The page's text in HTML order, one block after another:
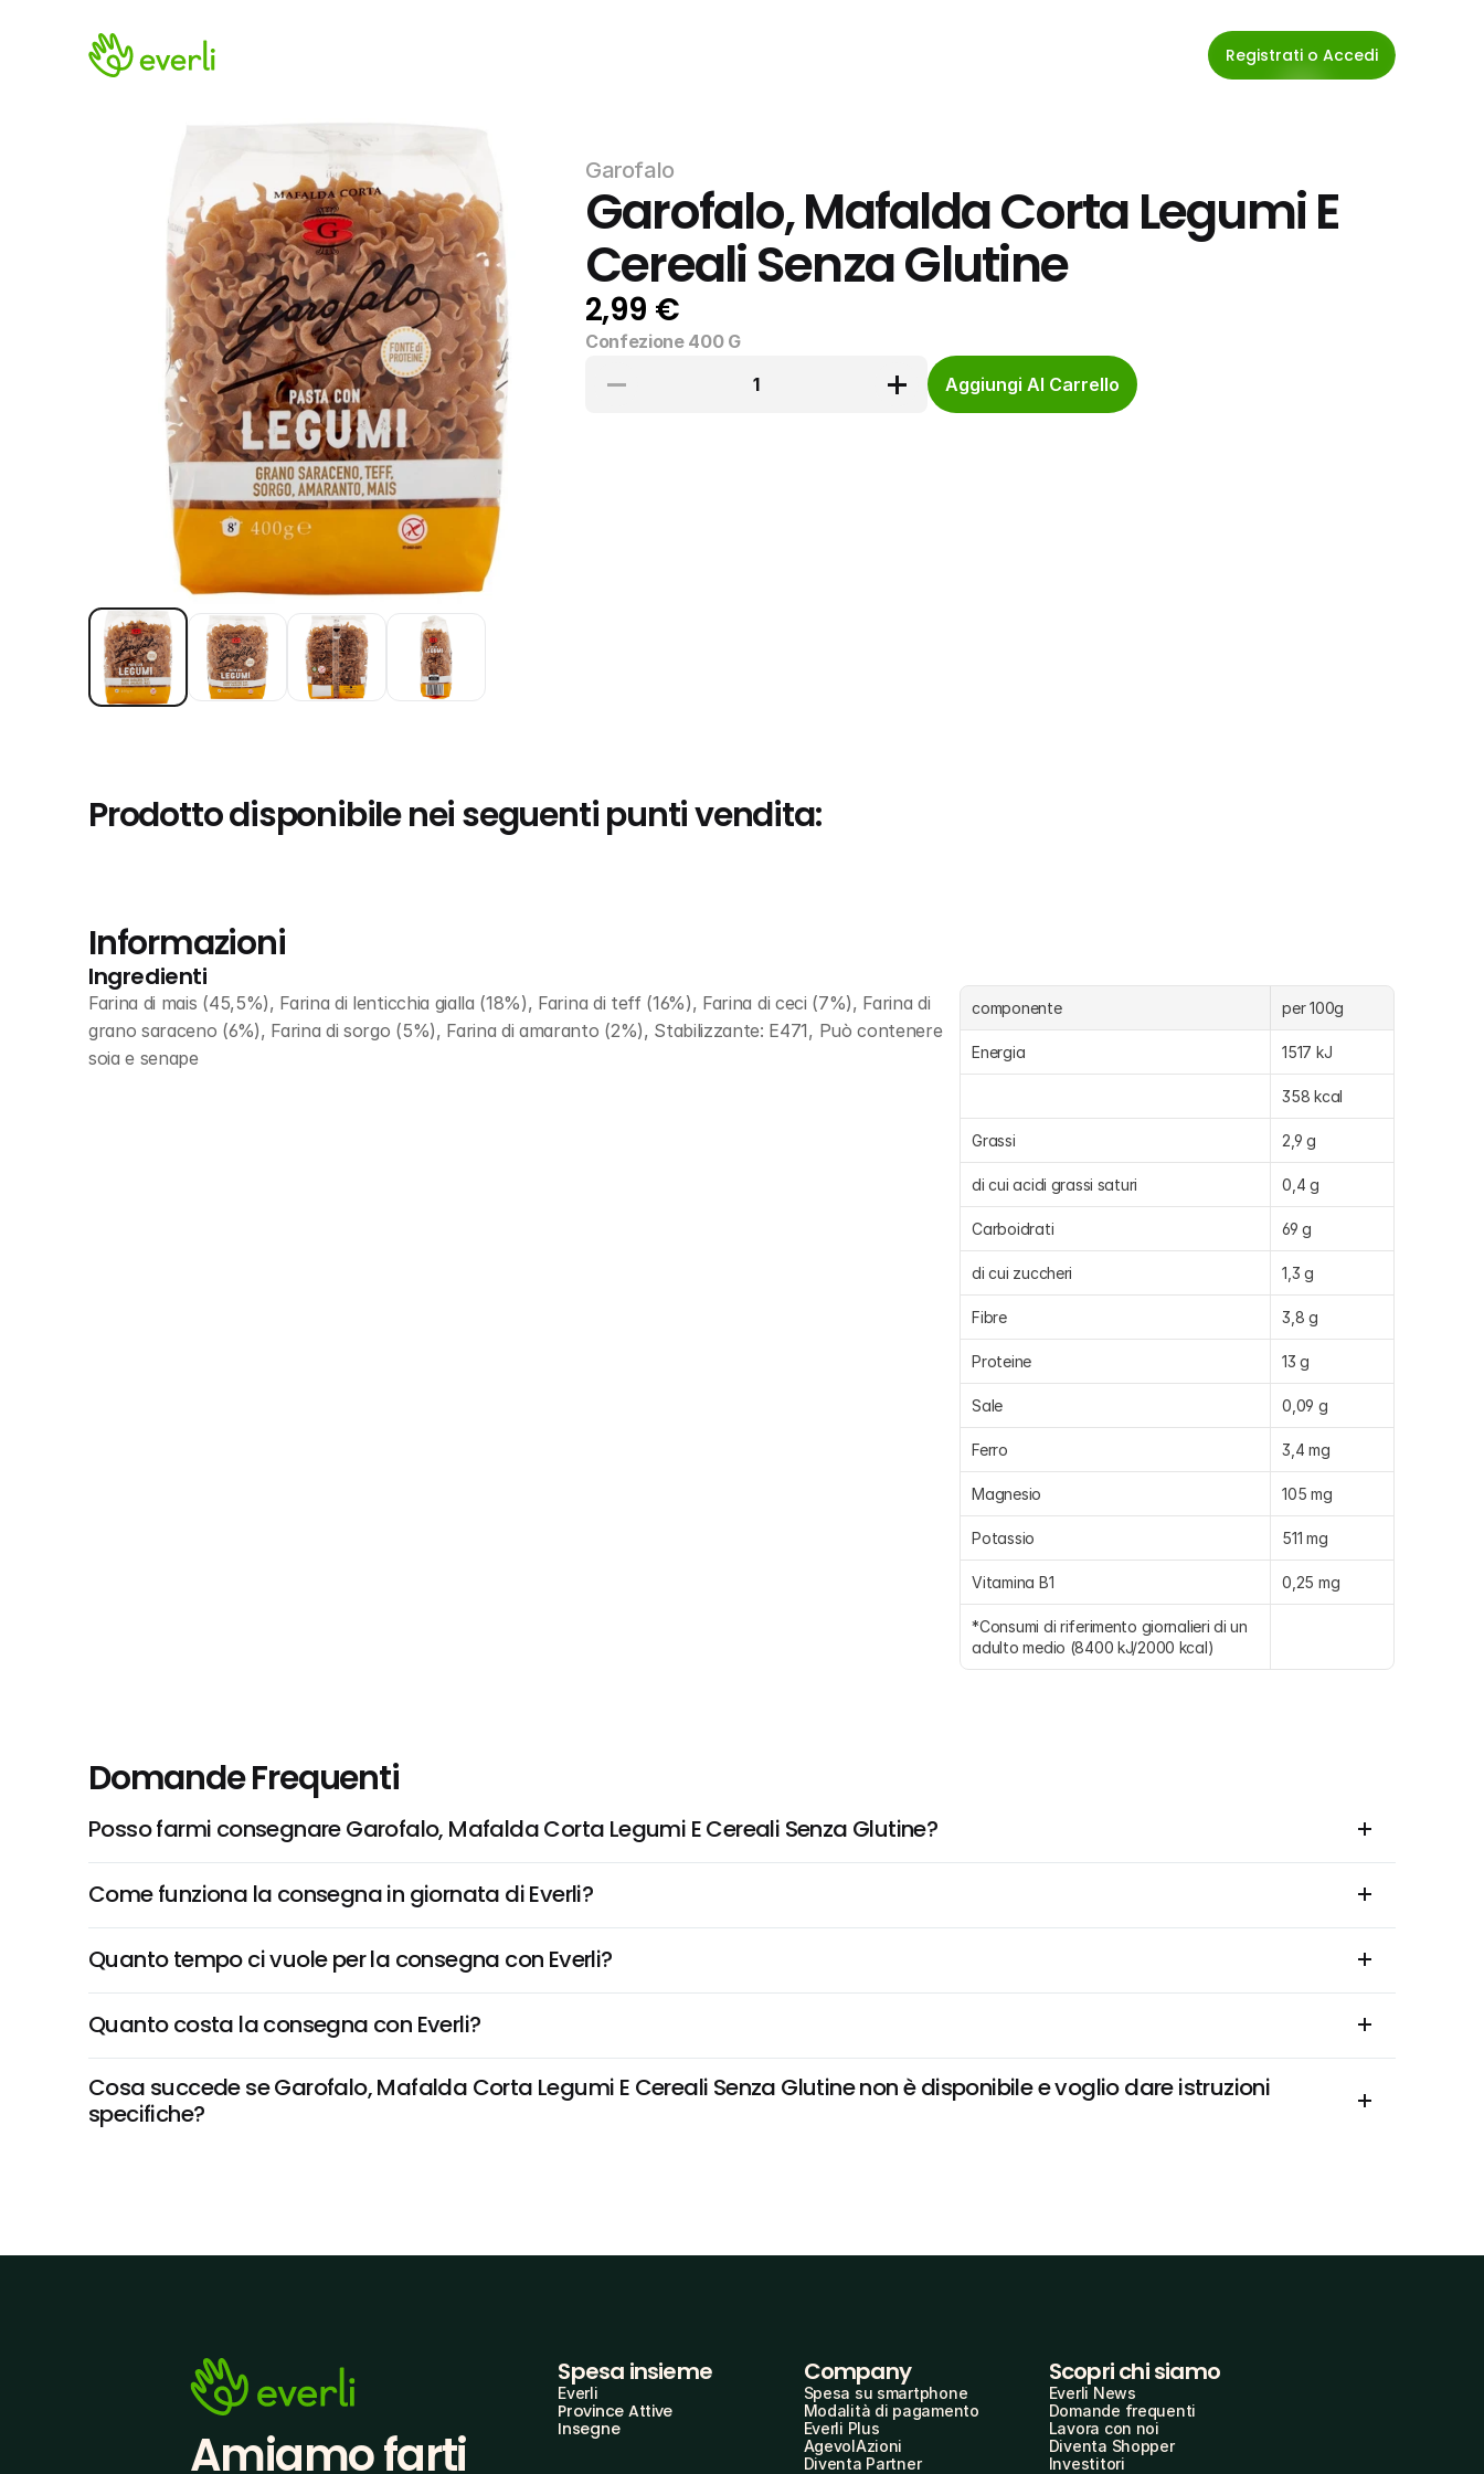
Registrati o Accedi
Garofalo
Garofalo, Mafalda Corta Legumi E
Cereali Senza Glutine
2,99 €
Confezione 400 G
1
Aggiungi Al Carrello
Prodotto disponibile nei seguenti punti vendita:
Informazioni
Ingredienti
Farina di mais (45,5%), Farina di lenticchia gialla (18%), Farina di teff (16%), Farina di ceci (7%), Farina di
grano saraceno (6%), Farina di sorgo (5%), Farina di amaranto (2%), Stabilizzante: E471, Può contenere
soia e senape
componente per 100g
Energia 1517 kJ
358 kcal
Grassi 2,9 g
di cui acidi grassi saturi 0,4 g
Carboidrati 69 g
di cui zuccheri 1,3 g
Fibre 3,8 g
Proteine 13 g
Sale 0,09 g
Ferro 3,4 mg
Magnesio 105 mg
Potassio 511 mg
Vitamina B1 0,25 mg
*Consumi di riferimento giornalieri di un
adulto medio (8400 kJ/2000 kcal)
Domande Frequenti
Posso farmi consegnare Garofalo, Mafalda Corta Legumi E Cereali Senza Glutine?
Come funziona la consegna in giornata di Everli?
Quanto tempo ci vuole per la consegna con Everli?
Quanto costa la consegna con Everli?
Cosa succede se Garofalo, Mafalda Corta Legumi E Cereali Senza Glutine non è disponibile e voglio dare istruzioni
specifiche?
Amiamo farti
Spesa insieme
Everli
Province Attive
Insegne
Company
Spesa su smartphone
Modalità di pagamento
Everli Plus
AgevolAzioni
Diventa Partner
Scopri chi siamo
Everli News
Domande frequenti
Lavora con noi
Diventa Shopper
Investitori